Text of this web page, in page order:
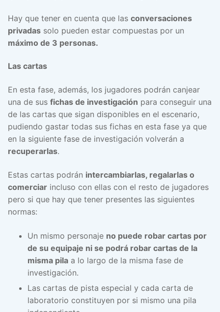
Hay que tener en cuenta que las conversaciones
privadas solo pueden estar compuestas por un
máximo de 3 personas.
Las cartas
En esta fase, además, los jugadores podrán canjear
una de sus fichas de investigación para conseguir una
de las cartas que sigan disponibles en el escenario,
pudiendo gastar todas sus fichas en esta fase ya que
en la siguiente fase de investigación volverán a
recuperarlas.
Estas cartas podrán intercambiarlas, regalarlas o
comerciar incluso con ellas con el resto de jugadores
pero si que hay que tener presentes las siguientes
normas:
Un mismo personaje no puede robar cartas por
de su equipaje ni se podrá robar cartas de la
misma pila a lo largo de la misma fase de
investigación.
Las cartas de pista especial y cada carta de
laboratorio constituyen por si mismo una pila